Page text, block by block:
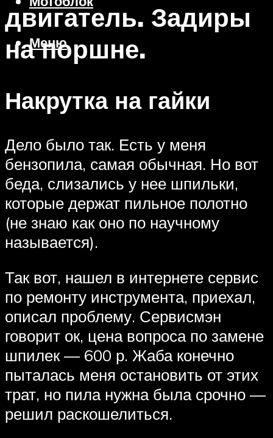
Меню
двигатель. Задиры
на поршне.
Накрутка на гайки
Дело было так. Есть у меня
бензопила, самая обычная. Но вот
беда, слизались у нее шпильки,
которые держат пильное полотно
(не знаю как оно по научному
называется).
Так вот, нашел в интернете сервис
по ремонту инструмента, приехал,
описал проблему. Сервисмэн
говорит ок, цена вопроса по замене
шпилек — 600 р. Жаба конечно
пыталась меня остановить от этих
трат, но пила нужна была срочно —
решил раскошелиться.